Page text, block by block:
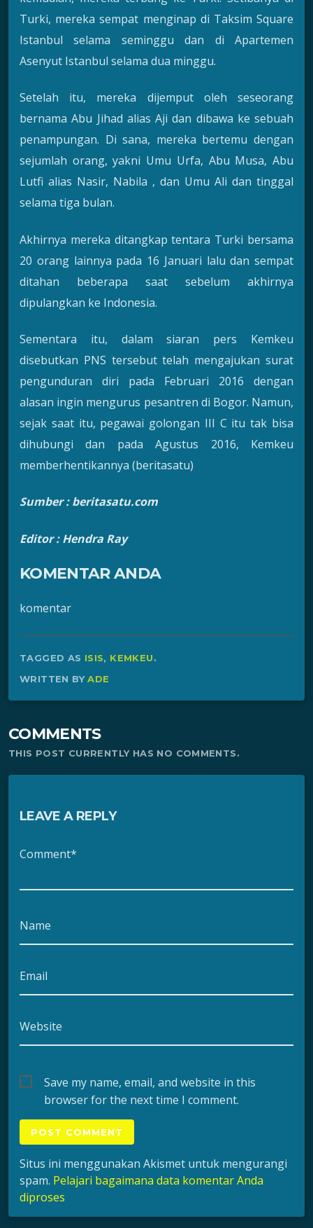
Turki, mereka sempat menginap di Taksim Square
Istanbul selama seminggu dan di Apartemen
Asenyut Istanbul selama dua minggu.
Setelah itu, mereka dijemput oleh seseorang
bernama Abu Jihad alias Aji dan dibawa ke sebuah
penampungan. Di sana, mereka bertemu dengan
sejumlah orang, yakni Umu Urfa, Abu Musa, Abu
Lutfi alias Nasir, Nabila , dan Umu Ali dan tinggal
selama tiga bulan.
Akhirnya mereka ditangkap tentara Turki bersama
20 orang lainnya pada 16 Januari lalu dan sempat
ditahan beberapa saat sebelum akhirnya
dipulangkan ke Indonesia.
Sementara itu, dalam siaran pers Kemkeu
disebutkan PNS tersebut telah mengajukan surat
pengunduran diri pada Februari 2016 dengan
alasan ingin mengurus pesantren di Bogor. Namun,
sejak saat itu, pegawai golongan III C itu tak bisa
dihubungi dan pada Agustus 2016, Kemkeu
memberhentikannya (beritasatu)
Sumber : beritasatu.com
Editor : Hendra Ray
KOMENTAR ANDA
komentar
TAGGED AS ISIS, KEMKEU.
WRITTEN BYADE
COMMENTS
THIS POST CURRENTLY HAS NO COMMENTS.
LEAVE A REPLY
Comment*
Name
Email
Website
Save my name, email, and website in this
browser for the next time I comment.
Situs ini menggunakan Akismet untuk mengurangi
spam. Pelajari bagaimana data komentar Anda
diproses